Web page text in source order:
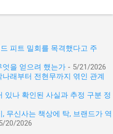
피트 밀회를 목격했다고 주
엇을 얻으려 했는가 - 5/21/2026
래부터 전현무까지 엮인 관계
있나 확인된 사실과 추정 구분 정
무신사는 책상에 탁, 브랜드가 역
20/2026